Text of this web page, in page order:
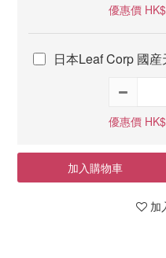
優惠價
日本Leaf Corp 國
優惠價
加入購物車
加